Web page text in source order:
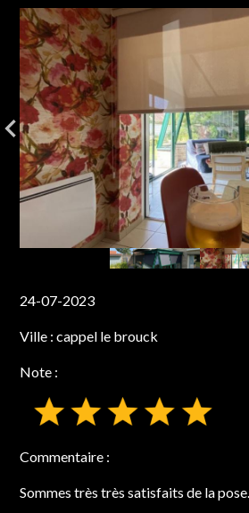
24-07-2023
Ville :cappel le brouck
Note :
Commentaire :
Sommes très très satisfaits de la